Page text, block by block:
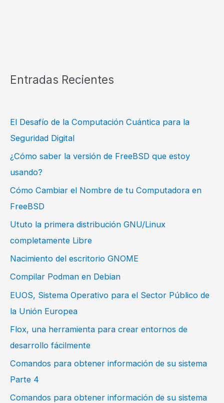
Entradas Recientes
El Desafío de la Computación Cuántica para la
Seguridad Digital
¿Cómo saber la versión de FreeBSD que estoy
usando?
Cómo Cambiar el Nombre de tu Computadora en
FreeBSD
Ututo la primera distribución GNU/Linux
completamente Libre
Nacimiento del escritorio GNOME
Compilar Podman en Debian
EUOS, Sistema Operativo para el Sector Público de
la Unión Europea
Flox, una herramienta para crear entornos de
desarrollo fácilmente
Comandos para obtener información de su sistema
Parte 4
Comandos para obtener información de su sistema